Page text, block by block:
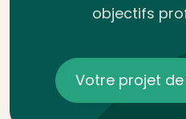
objectifs
Votre projet